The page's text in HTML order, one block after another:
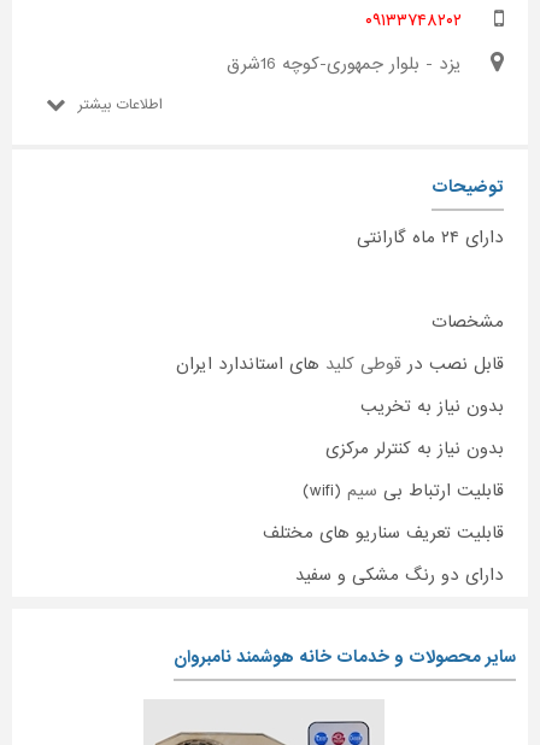
۰۹۱۳۳۷۴۸۲۰۲
یزد - بلوار جمهوری-کوچه 16شرق
اطلاعات بیشتر
توضیحات
دارای ۲۴ ماه گارانتی
مشخصات
قابل نصب در قوطی کلید های استاندارد ایران
بدون نیاز به تخریب
بدون نیاز به کنترلر مرکزی
قابلیت ارتباط بی سیم (wifi)
قابلیت تعریف سناریو های مختلف
دارای دو رنگ مشکی و سفید
سایر محصولات و خدمات خانه هوشمند نامبروان